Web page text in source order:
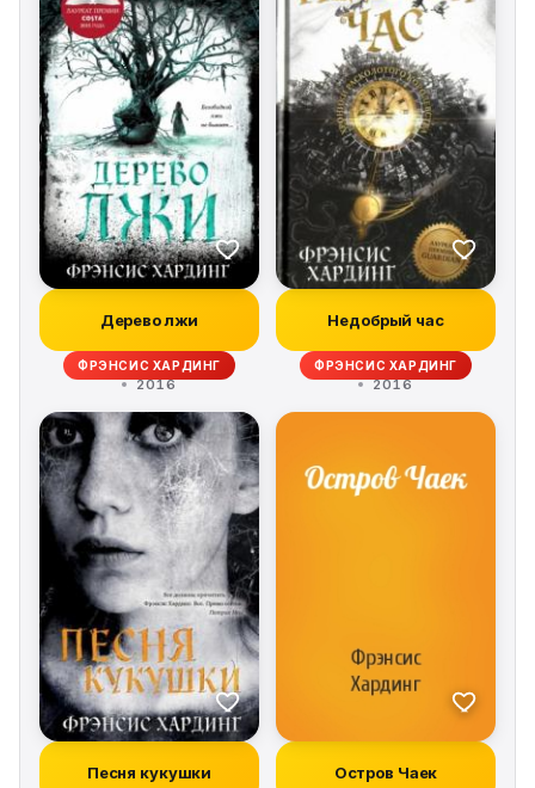
Дерево лжи
ФРЭНСИС ХАРДИНГ
2016
Недобрый час
ФРЭНСИС ХАРДИНГ
2016
Песня кукушки Остров Чаек